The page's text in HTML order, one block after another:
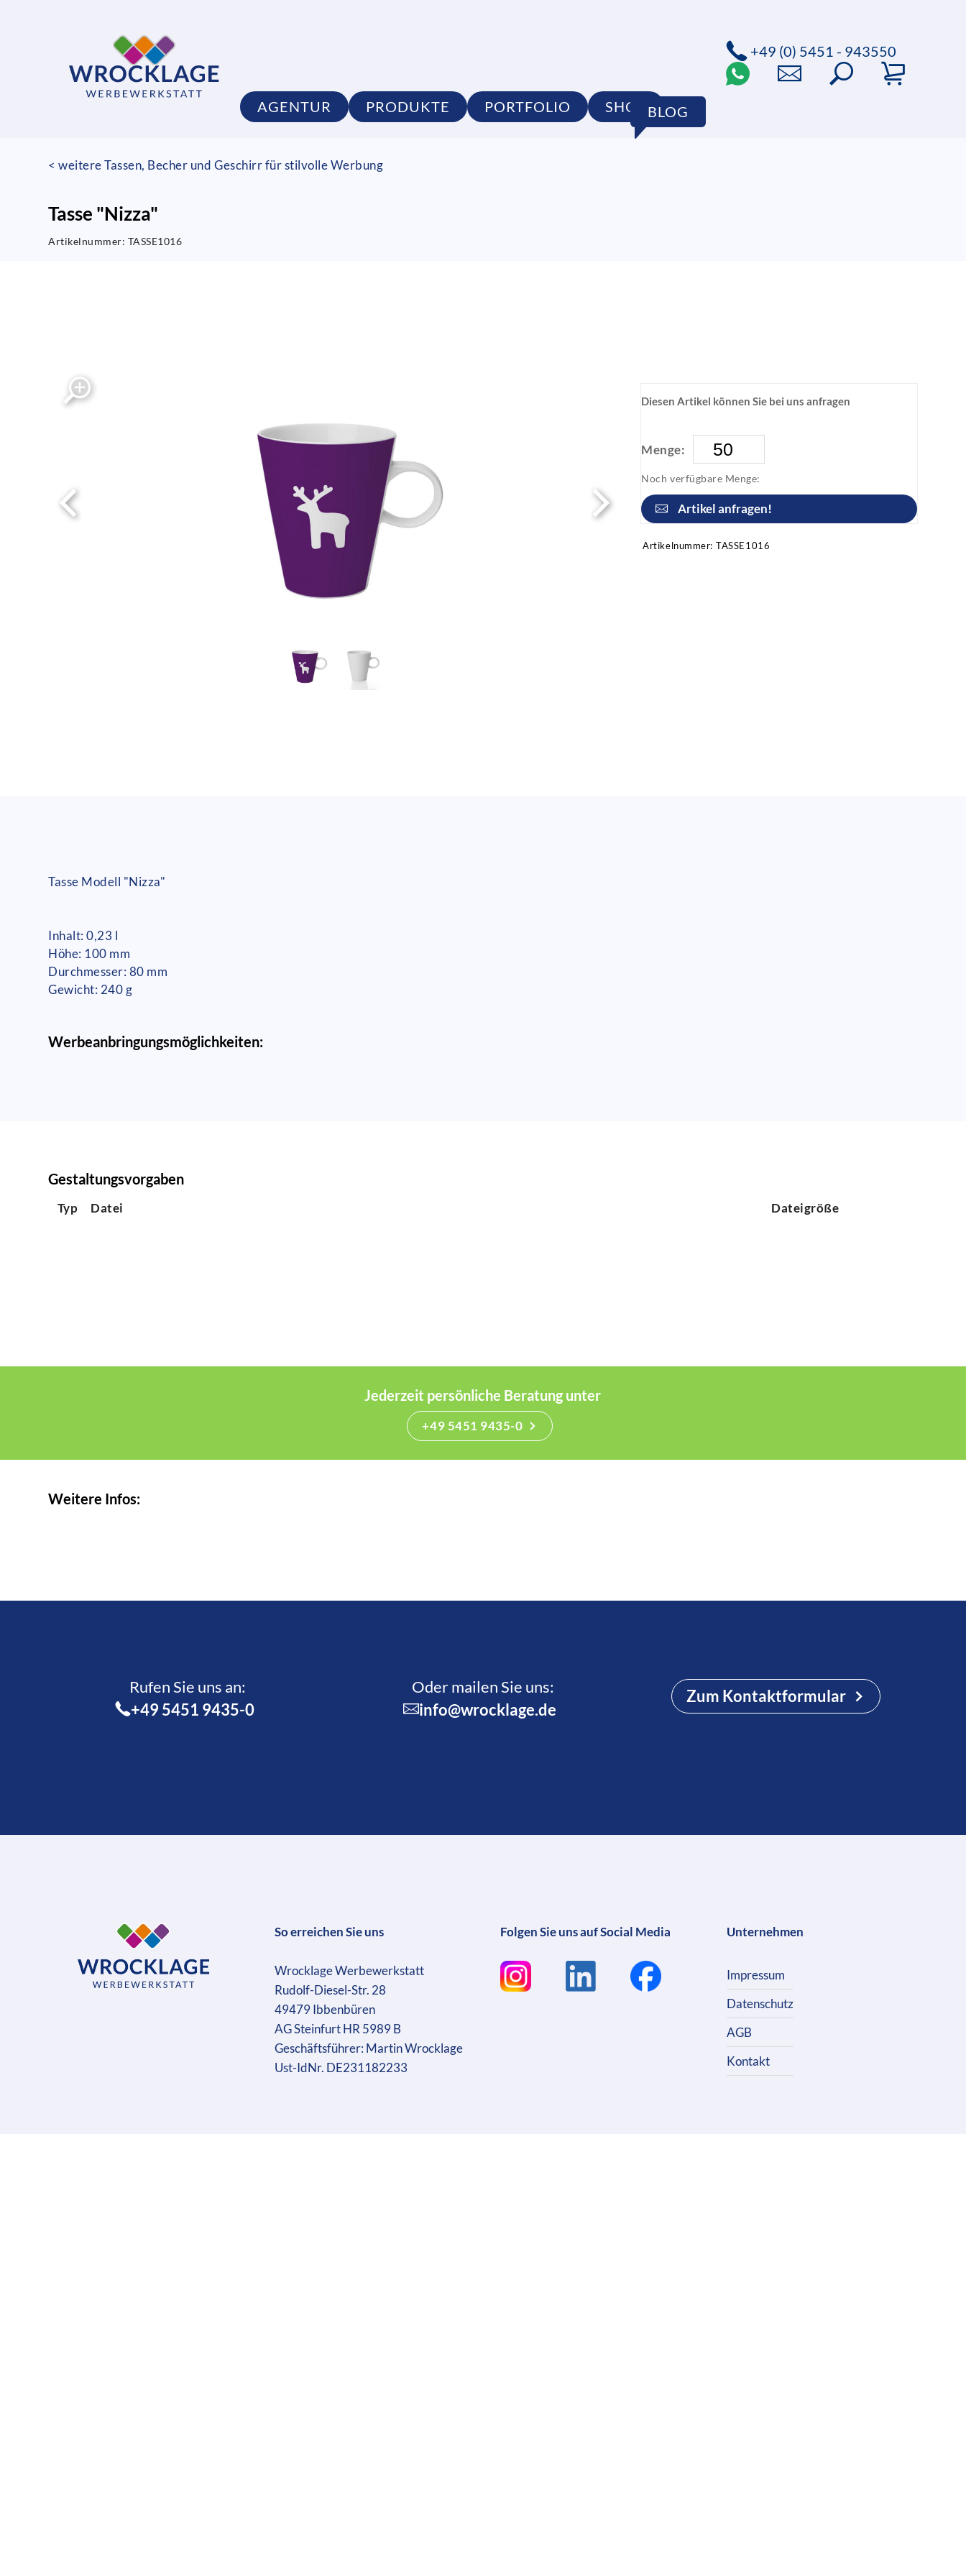
AGENTUR PRODUKTE PORTFOLIO SHOP BLOG
+49 (0) 5451 - 943550
< weitere Tassen, Becher und Geschirr für stilvolle Werbung
Tasse "Nizza"
Artikelnummer: TASSE1016
Diesen Artikel können Sie bei uns anfragen
Menge:
Noch verfügbare Menge:
Artikel anfragen!
Artikelnummer: TASSE1016
Tasse Modell "Nizza"
Inhalt: 0,23 l
Höhe: 100 mm
Durchmesser: 80 mm
Gewicht: 240 g
Werbeanbringungsmöglichkeiten:
Gestaltungsvorgaben
Typ Datei Dateigröße
Jederzeit persönliche Beratung unter
+49 5451 9435-0
Weitere Infos:
Rufen Sie uns an:­
+49 5451 9435-0
Oder mailen Sie uns:
info@wrocklage.de
Zum Kontaktformular
So erreichen Sie uns
Wrocklage Werbewerkstatt
Rudolf-Diesel-Str. 28
49479 Ibbenbüren
AG Steinfurt HR 5989 B
Geschäftsführer: Martin Wrocklage
Ust-IdNr. DE231182233
Folgen Sie uns auf Social Media Unternehmen
Impressum
Datenschutz
AGB
Kontakt